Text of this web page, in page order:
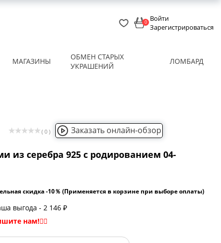
0 Войти
Зарегистрироваться
МАГАЗИНЫ
ОБМЕН СТАРЫХ
УКРАШЕНИЙ
ЛОМБАРД
( 0 ) Заказать онлайн-обзор
из серебра 925 с родированием 04-
скидка -10％ (Применяется в корзине при выборе оплаты)
выгода - 2 146 ₽